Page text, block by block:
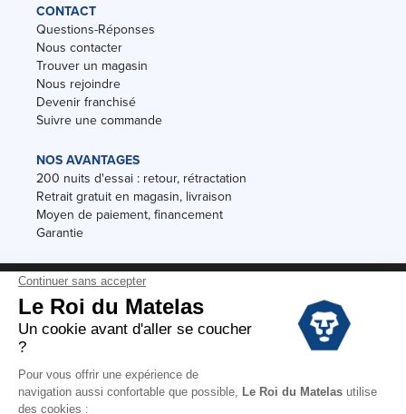
CONTACT
Questions-Réponses
Nous contacter
Trouver un magasin
Nous rejoindre
Devenir franchisé
Suivre une commande
NOS AVANTAGES
200 nuits d'essai : retour, rétractation
Retrait gratuit en magasin, livraison
Moyen de paiement, financement
Garantie
Conditions des offres
Black Friday
Destockage
Conditions Générales de vente magasin